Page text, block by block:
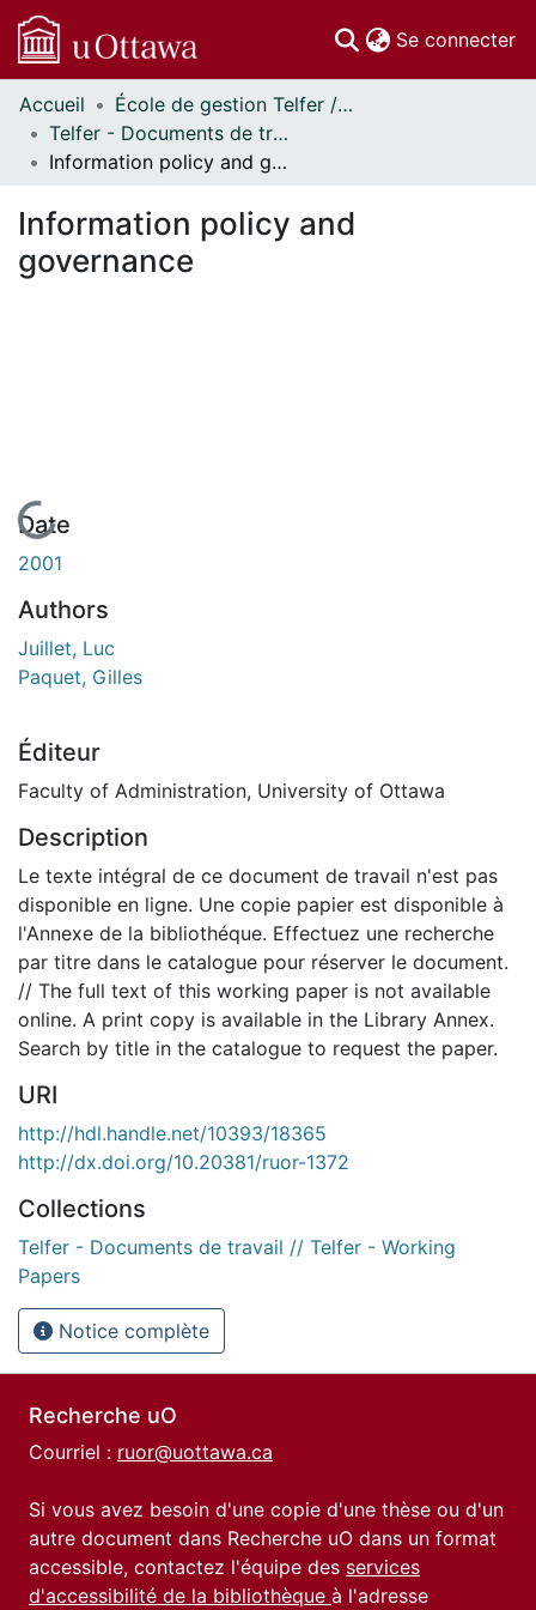
Se connecter
Communautés
et collections
Parcourir
À propos
Accueil
École de gestion Telfer // Telfer School of Management
Telfer - Documents de travail // Telfer - Working Papers
Information policy and governance
Information policy and
governance
En cours de chargement...
Date
2001
Authors
Juillet, Luc
Paquet, Gilles
Éditeur
Faculty of Administration, University of Ottawa
Description
Le texte intégral de ce document de travail n'est pas
disponible en ligne. Une copie papier est disponible à
l'Annexe de la bibliothéque. Effectuez une recherche
par titre dans le catalogue pour réserver le document.
// The full text of this working paper is not available
online. A print copy is available in the Library Annex.
Search by title in the catalogue to request the paper.
URI
http://hdl.handle.net/10393/18365
http://dx.doi.org/10.20381/ruor-1372
Collections
Telfer - Documents de travail // Telfer - Working
Papers
Notice complète
Recherche uO
Courriel : ruor@uottawa.ca
Si vous avez besoin d'une copie d'une thèse ou d'un
autre document dans Recherche uO dans un format
accessible, contactez l'équipe des services
d'accessibilité de la bibliothèque à l'adresse